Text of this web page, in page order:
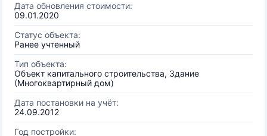
Дата обновления стоимости:
09.01.2020
Статус объекта:
Ранее учтенный
Тип объекта:
Объект капитального строительства, Здание
(Многоквартирный дом)
Дата постановки на учёт:
24.09.2012
Год постройки: